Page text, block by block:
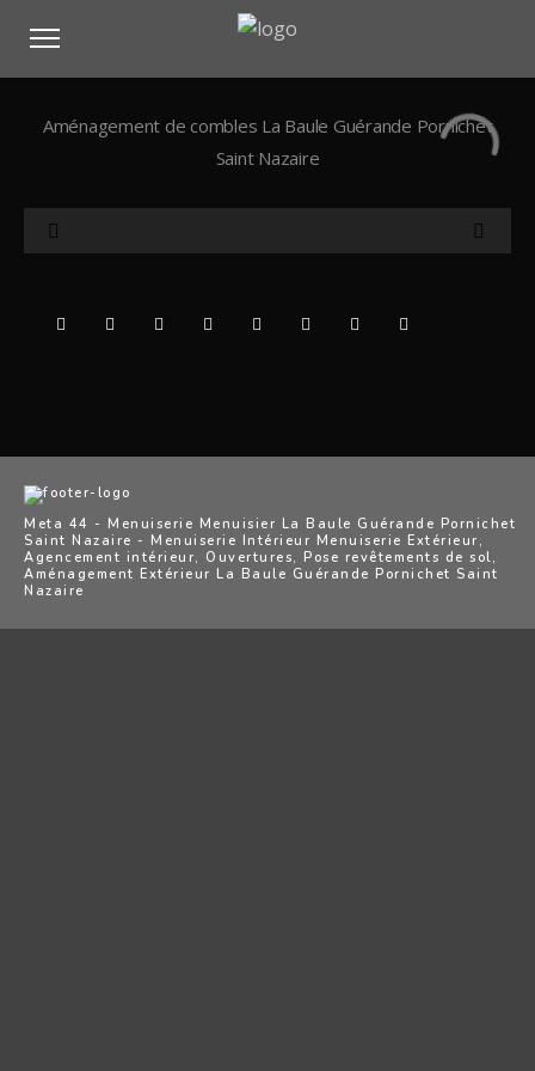
Aménagement de combles La Baule Guérande Pornichet
Saint Nazaire
Meta 44 - Menuiserie Menuisier La Baule Guérande Pornichet
Saint Nazaire - Menuiserie Intérieur Menuiserie Extérieur,
Agencement intérieur, Ouvertures, Pose revêtements de sol,
Aménagement Extérieur La Baule Guérande Pornichet Saint
Nazaire